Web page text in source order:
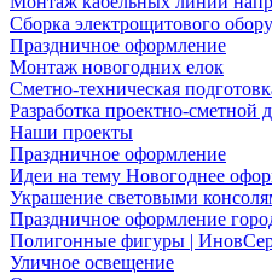
Сборка электрощитового
Праздничное оформление
Монтаж новогодних елок
Сметно-техническая
Разработка проектно-сметной
Наши проекты
Праздничное оформление
Идеи на тему Новогоднее
Украшение световыми
Праздничное оформление
Полигонные фигуры |
Уличное освещение